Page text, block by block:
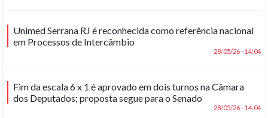
Unimed Serrana RJ é reconhecida como referência nacional
em Processos de Intercâmbio
28/05/26 - 14:04
Fim da escala 6 x 1 é aprovado em dois turnos na Câmara
dos Deputados; proposta segue para o Senado
28/05/26 - 14:04